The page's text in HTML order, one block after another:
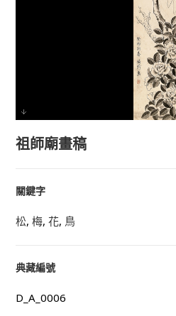
祖師廟畫稿
關鍵字
松,梅,花, 鳥
典藏編號
D_A_0006